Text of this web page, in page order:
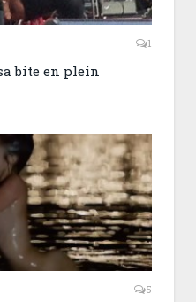
1
bite en plein
5